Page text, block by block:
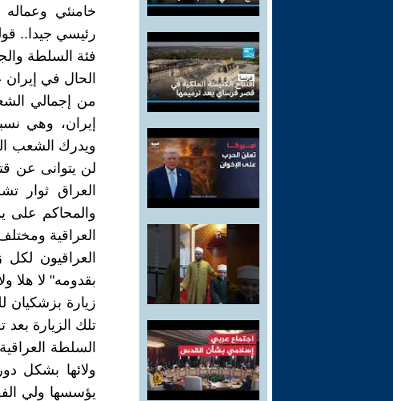
خامنئي
رئيسي جيدا..
فئة السلطة
من إجمالي
إيران، وهي
ويدرك الشعب
لن يتوانى عن
العراق ثوار
والمحاكم على
العراقية
العراقيون
بقدومه" لا هلا
زيارة
تلك الزيارة
السلطة
ولائها بشكل
يؤسسها ولي